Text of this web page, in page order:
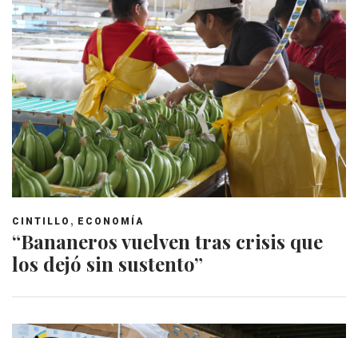
CINTILLO , ECONOMÍA
“Bananeros vuelven tras crisis que
los dejó sin sustento”